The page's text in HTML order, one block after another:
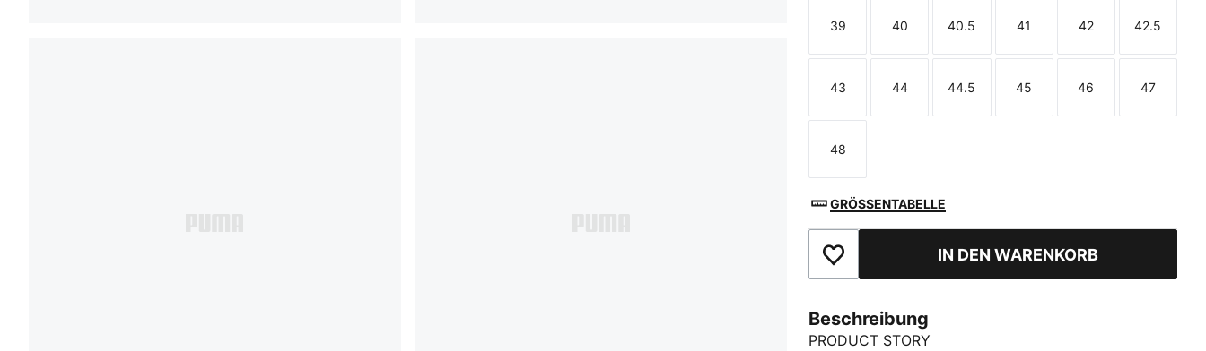
Größe
39
Größe
40
Größe
40.5
Größe
41
Größe
42
Größe
42.5
Größe
43
Größe
44
Größe
44.5
Größe
45
Größe
46
Größe
47
Größe
48
GRÖSSENTABELLE
Zu Favoriten hinzufügenIN DEN WARENKORB
Beschreibung
PRODUCT STORY